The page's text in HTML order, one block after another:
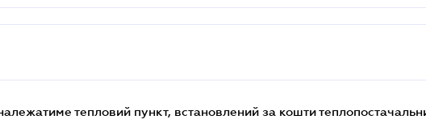
тепловий пункт, встановлений за кошти